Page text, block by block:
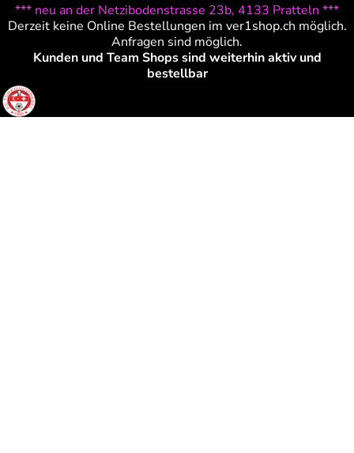
*** neu an der Netzibodenstrasse 23b, 4133 Pratteln ***
Derzeit keine Online Bestellungen im ver1shop.ch möglich.
Anfragen sind möglich.
Kunden und Team Shops sind weiterhin aktiv und
bestellbar